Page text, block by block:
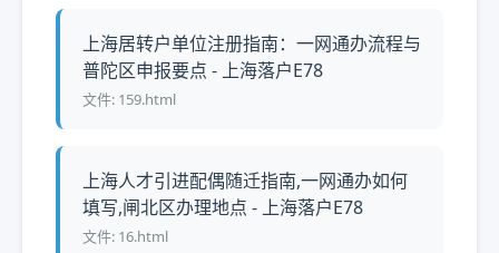
上海居转户单位注册指南：一网通办流程与
普陀区申报要点 - 上海落户E78
文件: 159.html
上海人才引进配偶随迁指南,一网通办如何
填写,闸北区办理地点 - 上海落户E78
文件: 16.html